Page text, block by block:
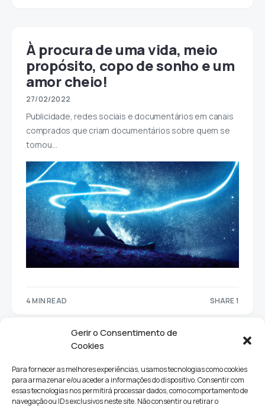
Gerir o Consentimento de
Cookies
Para fornecer as melhores experiências, usamos tecnologias como cookies
para armazenar e/ou aceder a informações do dispositivo. Consentir com
essas tecnologias nos permitirá processar dados, como comportamento de
navegação ou IDs exclusivos neste site. Não consentir ou retirar o
À procura de uma vida, meio
propósito, copo de sonho e um
amor cheio!
27/02/2022
Publicidade, redes sociais e documentários em canais
comprados que criam documentários sobre quem se
tornou…
4 MIN READ SHARE 1